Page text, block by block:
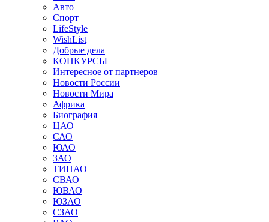
Авто
Спорт
LifeStyle
WishList
Добрые дела
КОНКУРСЫ
Интересное от партнеров
Новости России
Новости Мира
Африка
Биография
ЦАО
САО
ЮАО
ЗАО
ТИНАО
СВАО
ЮВАО
ЮЗАО
СЗАО